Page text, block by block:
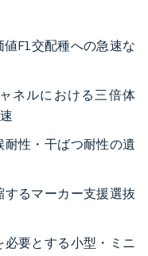
値F1交配種への急速な
ネルにおける三倍体
耐性・干ばつ耐性の遺
するマーカー支援選抜
必要とする小型・ミニ